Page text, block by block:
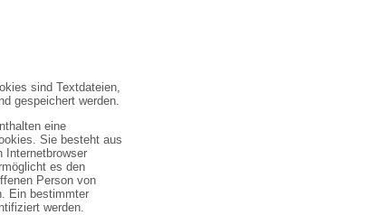
sind Textdateien,
gespeichert werden.
eine
Sie besteht aus
Internetbrowser
es den
Person von
Ein bestimmter
werden.